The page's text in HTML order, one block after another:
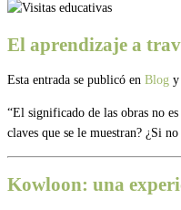
El aprendizaje a
Esta entrada se publicó en Blog y
“El significado de las obras no
claves que se le muestran? ¿Si
Kowloon: una